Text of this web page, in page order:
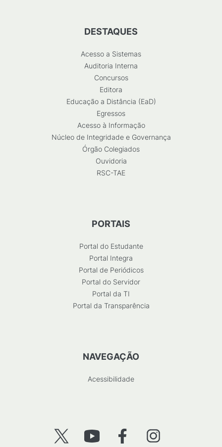
DESTAQUES
Acesso a Sistemas
Auditoria Interna
Concursos
Editora
Educação a Distância (EaD)
Egressos
Acesso à Informação
Núcleo de Integridade e Governança
Órgão Colegiados
Ouvidoria
RSC-TAE
PORTAIS
Portal do Estudante
Portal Integra
Portal de Periódicos
Portal do Servidor
Portal da TI
Portal da Transparência
NAVEGAÇÃO
Acessibilidade